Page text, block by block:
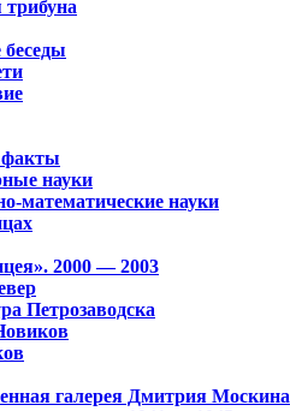
факты
науки
математические науки
2000 — 2003
Петрозаводска
галерея Дмитрия Москина